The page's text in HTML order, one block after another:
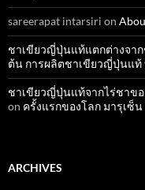
sareerapat intarsiri on
ชาเขียวญี่ปุ่นแท้แตกต่างจาก
ต้น การผลิตชาเขียวญี่ปุ่นแท้
ชาเขียวญี่ปุ่นแท้จากไร่ชาข
on ครั้งแรกของโลก มารุเซ็
ARCHIVES